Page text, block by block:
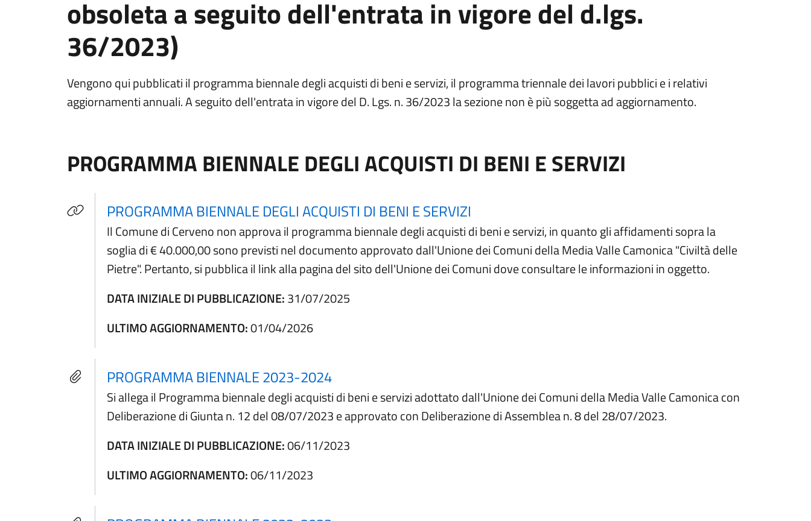
obsoleta a seguito dell'entrata in vigore del d.lgs.
36/2023)
Vengono qui pubblicati il programma biennale degli acquisti di beni e servizi, il programma triennale dei lavori pubblici e i relativi
aggiornamenti annuali. A seguito dell'entrata in vigore del D. Lgs. n. 36/2023 la sezione non è più soggetta ad aggiornamento.
PROGRAMMA BIENNALE DEGLI ACQUISTI DI BENI E SERVIZI
PROGRAMMA BIENNALE DEGLI ACQUISTI DI BENI E SERVIZI
Il Comune di Cerveno non approva il programma biennale degli acquisti di beni e servizi, in quanto gli affidamenti sopra la
soglia di € 40.000,00 sono previsti nel documento approvato dall'Unione dei Comuni della Media Valle Camonica "Civiltà delle
Pietre". Pertanto, si pubblica il link alla pagina del sito dell'Unione dei Comuni dove consultare le informazioni in oggetto.
DATA INIZIALE DI PUBBLICAZIONE:31/07/2025
ULTIMO AGGIORNAMENTO:01/04/2026
PROGRAMMA BIENNALE 2023-2024
Si allega il Programma biennale degli acquisti di beni e servizi adottato dall'Unione dei Comuni della Media Valle Camonica con
Deliberazione di Giunta n. 12 del 08/07/2023 e approvato con Deliberazione di Assemblea n. 8 del 28/07/2023.
DATA INIZIALE DI PUBBLICAZIONE:06/11/2023
ULTIMO AGGIORNAMENTO:06/11/2023